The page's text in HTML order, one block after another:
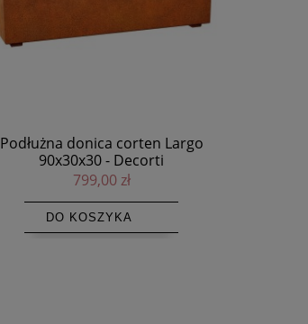
Podłużna donica corten Largo
90x30x30 - Decorti
799,00 zł
DO KOSZYKA